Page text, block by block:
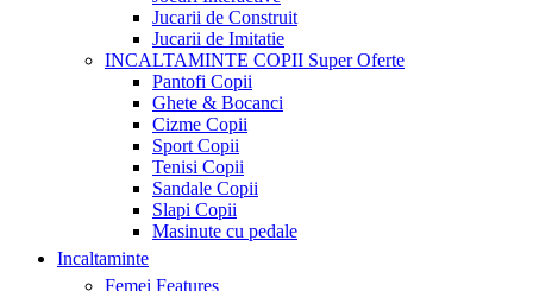
Jucarii de Construit
Jucarii de Imitatie
INCALTAMINTE COPII Super Oferte
Pantofi Copii
Ghete & Bocanci
Cizme Copii
Sport Copii
Tenisi Copii
Sandale Copii
Slapi Copii
Masinute cu pedale
Incaltaminte
Femei Features